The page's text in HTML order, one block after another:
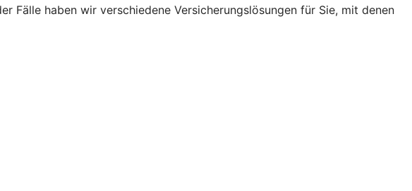
Fälle haben wir verschiedene Versicherungslösungen für Sie, mit denen